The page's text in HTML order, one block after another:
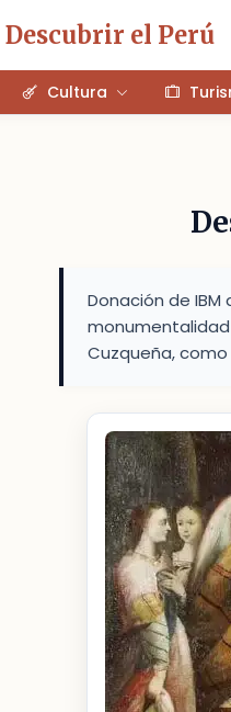
el Perú
Cultura
Donación de
Cuzqueña,